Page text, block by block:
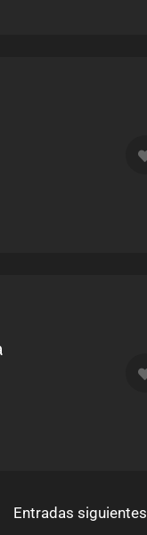
Entradas siguientes